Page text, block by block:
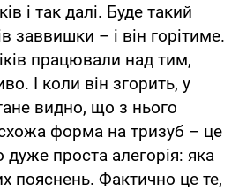
і так далі. Буде такий
заввишки – і він горітиме.
працювали над тим,
І коли він згорить, у
видно, що з нього
форма на тризуб – це
дуже проста алегорія: яка
пояснень. Фактично це те,